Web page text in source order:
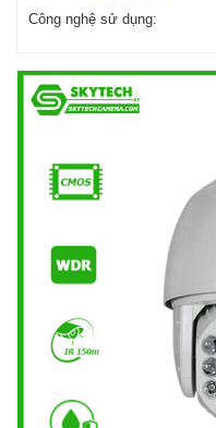
Công nghệ sử dụng: